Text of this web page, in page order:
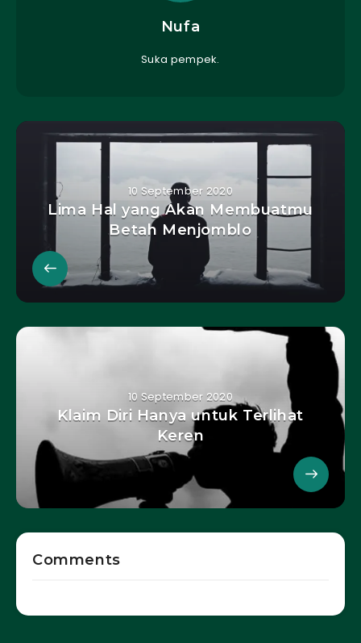
Nufa
Suka pempek.
10 September 2020
Lima Hal yang Akan Membuatmu
Betah Menjomblo
10 September 2020
Klaim Diri Hanya untuk Terlihat
Keren
Comments